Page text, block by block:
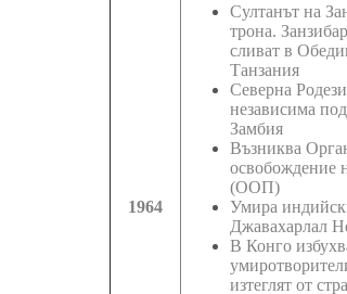
1964
Султанът на
трона.
сливат в
Танзания
Северна
независима
Замбия
Възниква
освобождение
(ООП)
Умира
Джавахарлал
В Конго
изтеглят от